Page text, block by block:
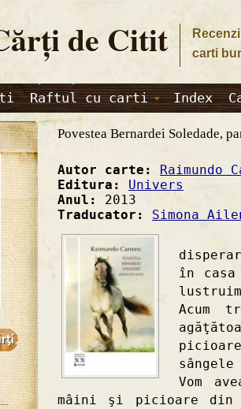
de Citit
carti
Raftul cu carti Index
Povestea Bernardei Soledade,
Autor carte: Raimundo
Editura: Univers
Anul: 2013
Traducator: Simona
în
Acum
Vom
mâini şi picioare din